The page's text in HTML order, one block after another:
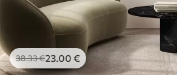
38.33€23.00 €